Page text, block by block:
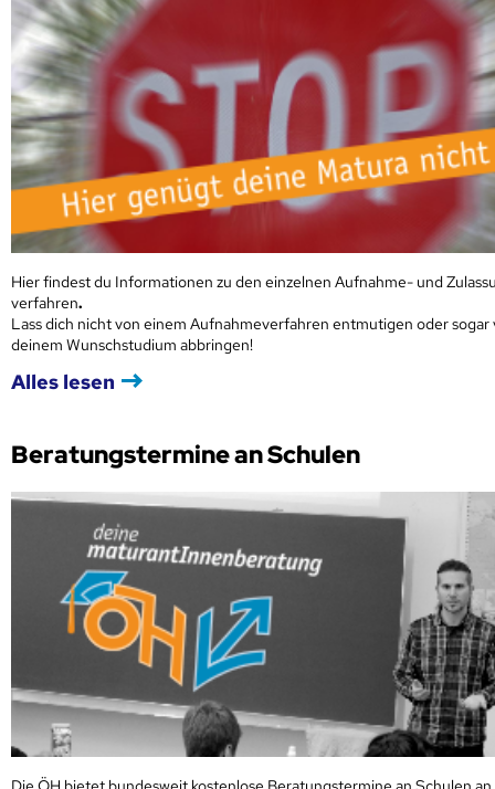
Hier findest du Informationen zu den einzelnen Aufnahme- und
verfahren.
Lass dich nicht von einem Aufnahmeverfahren entmutigen oder sogar
deinem Wunschstudium abbringen!
Alles lesen
Beratungstermine an Schulen